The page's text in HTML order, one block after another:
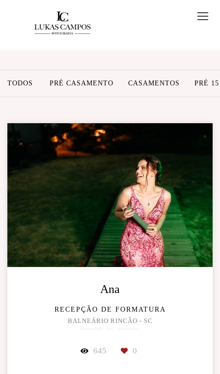
TODOS PRÉ CASAMENTO CASAMENTOS PRÉ
Ana
RECEPÇÃO DE FORMATURA
BALNEÁRIO RINCÃO - SC
645 0